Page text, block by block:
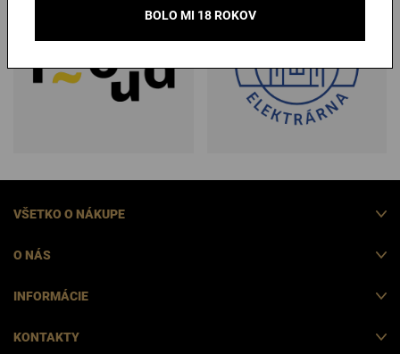
VŠETKO O NÁKUPE
O NÁS
INFORMÁCIE
KONTAKTY
BOLO MI 18 ROKOV